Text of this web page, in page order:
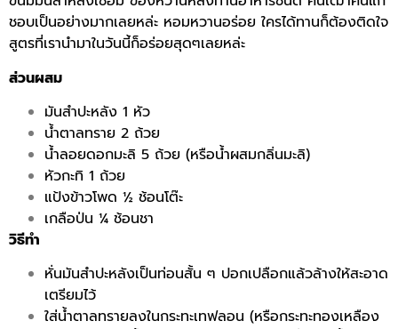
ชอบเป็นอย่างมากเลยหล่ะ หอมหวานอร่อย ใครได้ทานก็ต้องติดใจ
สูตรที่เรานำมาในวันนี้ก็อร่อยสุดๆเลยหล่ะ
ส่วนผสม
มันสำปะหลัง 1 หัว
น้ำตาลทราย 2 ถ้วย
น้ำลอยดอกมะลิ 5 ถ้วย (หรือน้ำผสมกลิ่นมะลิ)
หัวกะทิ 1 ถ้วย
แป้งข้าวโพด ½ ช้อนโต๊ะ
เกลือป่น ¼ ช้อนชา
วิธีทำ
หั่นมันสำปะหลังเป็นท่อนสั้น ๆ ปอกเปลือกแล้วล้างให้สะอาด
เตรียมไว้
ใส่น้ำตาลทรายลงในกระทะเทฟลอน (หรือกระทะทองเหลือง